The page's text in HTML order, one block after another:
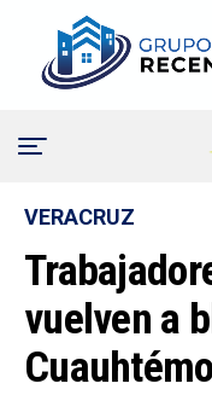
VERACRUZ
vuelven a